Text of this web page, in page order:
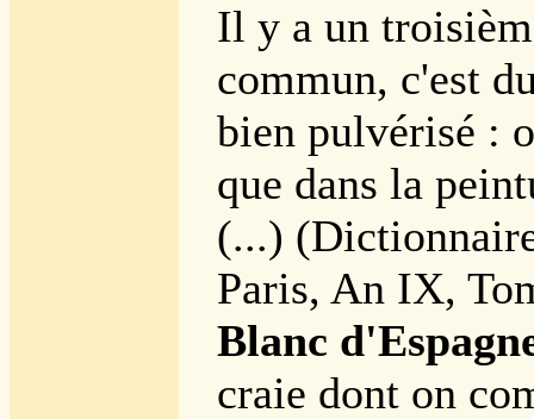
Il y a un
commun, c'est
bien pulvérisé :
que dans la
(...)
Paris, An IX,
Blanc
craie dont on